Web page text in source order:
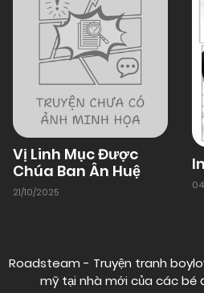
Chapter 2 01/01/1970
01/01/1970
Vị Linh Mục Được
Chúa Ban Ân Huệ
21/10/2025
Roadsteam - Truyện tranh
mỹ tại nhà mới của các bé